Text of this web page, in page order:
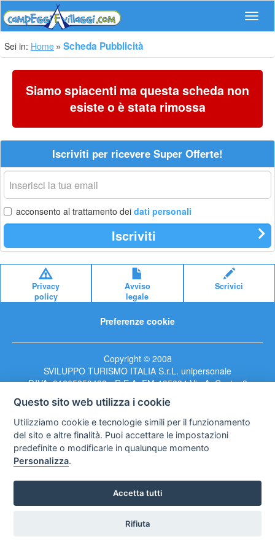
Sei in: Home Scheda Pubblicità
Siamo spiacenti ma questa scheda non
esiste o è stata rimossa
Iscriviti per ricevere Super Offerte!
La
tua
email
acconsento al trattamento dei dati personali
Iscriviti
Privacy
policy
Avviso
legale
Scrivici
Preferenze cookie
Copyright © 2008
SVILUPPO TURISMO ITALIA S.r.L. unipersonale
P.IVA: 01665350433 - R.E.A. FM-195884 Via A. Costa, 2
63822 Porto San Giorgio (FM)
Questo sito web utilizza i cookie
Utilizziamo cookie e tecnologie simili per il funzionamento
del sito e altre finalità. Puoi accettare le impostazioni
predefinite o modificarle in qualunque momento
Personalizza.
Accetta tutti
Rifiuta